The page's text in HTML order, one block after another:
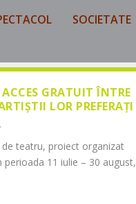
SOCIETATE
GRATUIT ÎNTRE
LOR PREFERAȚI
de teatru, proiect organizat
11 iulie – 30 august,